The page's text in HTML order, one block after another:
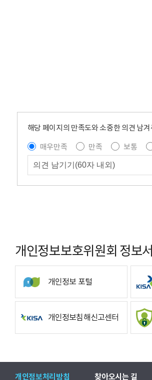
해당 페이지의 만족도와 소중한 의견 남
매우만족
만족 보통
개인정보보호위원회 정보
개인정보 포털
개인정보침해신고센터
개인정보처리방침 찾아오시는 길